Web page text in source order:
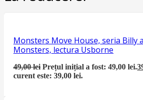
Monsters Move House, seria Billy
Monsters, lectura Usborne
49,00lei Prețul inițial a fost: 49,00 lei.
curent este: 39,00 lei.